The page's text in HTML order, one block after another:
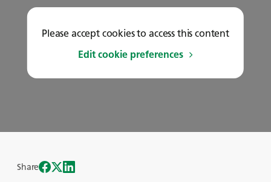
Please accept cookies to access this content
Edit cookie preferences
Share